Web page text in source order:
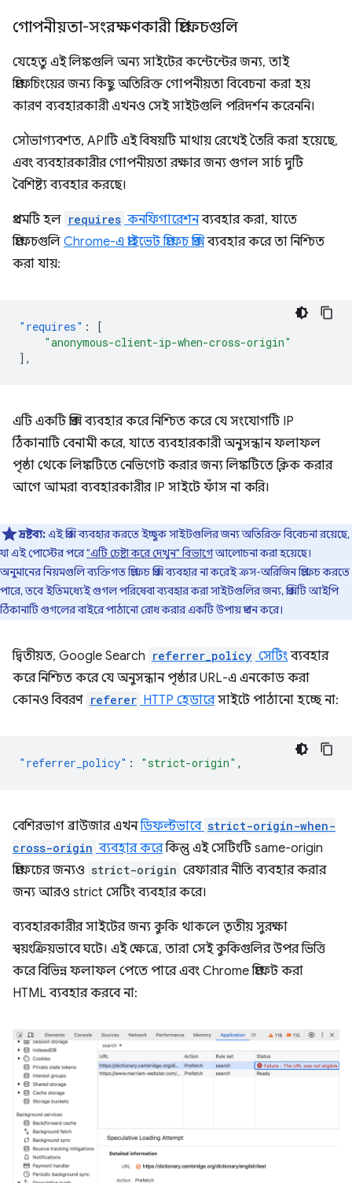
গোপনীয়তা-সংরক্ষণকারী প্রিফেচগুলি
যেহেতু এই লিঙ্কগুলি অন্য সাইটের কন্টেন্টের জন্য, তাই
প্রিফেচিংয়ের জন্য কিছু অতিরিক্ত গোপনীয়তা বিবেচনা করা হয়
কারণ ব্যবহারকারী এখনও সেই সাইটগুলি পরিদর্শন করেননি।
সৌভাগ্যবশত, APIটি এই বিষয়টি মাথায় রেখেই তৈরি করা হয়েছে,
এবং ব্যবহারকারীর গোপনীয়তা রক্ষার জন্য গুগল সার্চ দুটি
বৈশিষ্ট্য ব্যবহার করছে।
প্রথমটি হল requires কনফিগারেশনব্যবহার করা, যাতে
প্রিফেচগুলি Chrome-এ প্রাইভেট প্রিফেচ প্রক্সিব্যবহার করে তা নিশ্চিত
করা যায়:
"requires" :
[
"anonymous-client-ip-when-cross-origin"
],
এটি একটি প্রক্সি ব্যবহার করে নিশ্চিত করে যে সংযোগটি IP
ঠিকানাটি বেনামী করে, যাতে ব্যবহারকারী অনুসন্ধান ফলাফল
পৃষ্ঠা থেকে লিঙ্কটিতে নেভিগেট করার জন্য লিঙ্কটিতে ক্লিক করার
আগে আমরা ব্যবহারকারীর IP সাইটে ফাঁস না করি।
দ্রষ্টব্য:এই প্রক্সি ব্যবহার করতে ইচ্ছুক সাইটগুলির জন্য অতিরিক্ত বিবেচনা রয়েছে,
যা এই পোস্টের পরে"এটি চেষ্টা করে দেখুন" বিভাগেআলোচনা করা হয়েছে।
অনুমানের নিয়মগুলি ব্যক্তিগত প্রিফেচ প্রক্সি ব্যবহার না করেই ক্রস-অরিজিন প্রিফেচ করতে
পারে, তবে ইতিমধ্যেই গুগল পরিষেবা ব্যবহার করা সাইটগুলির জন্য, প্রক্সিটি আইপি
ঠিকানাটি গুগলের বাইরে পাঠানো রোধ করার একটি উপায় প্রদান করে।
দ্বিতীয়ত, Google Search referrer_policy সেটিংব্যবহার
করে নিশ্চিত করে যে অনুসন্ধান পৃষ্ঠার URL-এ এনকোড করা
কোনও বিবরণ referer HTTP হেডারেসাইটে পাঠানো হচ্ছে না:
"referrer_policy" : "strict-origin" ,
বেশিরভাগ ব্রাউজার এখনডিফল্টভাবে strict-origin-when-
cross-origin ব্যবহার করেকিন্তু এই সেটিংটি same-origin
প্রিফেচের জন্যও strict-origin রেফারার নীতি ব্যবহার করার
জন্য আরও strict সেটিং ব্যবহার করে।
ব্যবহারকারীর সাইটের জন্য কুকি থাকলে তৃতীয় সুরক্ষা
স্বয়ংক্রিয়ভাবে ঘটে। এই ক্ষেত্রে, তারা সেই কুকিগুলির উপর ভিত্তি
করে বিভিন্ন ফলাফল পেতে পারে এবং Chrome প্রিফেট করা
HTML ব্যবহার করবে না: